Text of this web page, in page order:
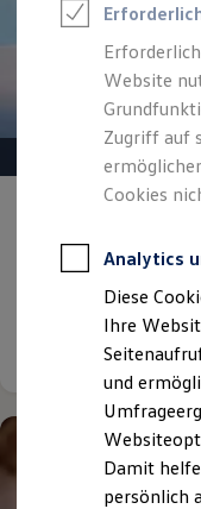
Finanzierung
Kfz-
Anpfiff zum
Elektromobilität
Elektroautos
ID.
ID.
Reichweite
Gepflegt,
Volkswagen
Details ansehen
Website
Zugriff auf
Cookies
Analytics
Diese
Ihre
und
Damit
persönlich